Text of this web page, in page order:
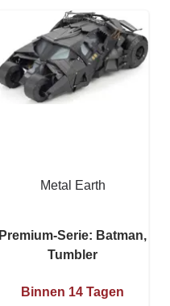
Metal Earth
Premium-Serie: Batman,
Tumbler
Binnen 14 Tagen